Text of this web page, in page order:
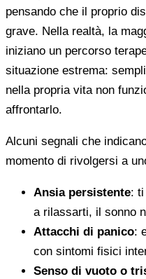
pensando che il proprio
grave. Nella realtà, la
iniziano un percorso
situazione estrema:
nella propria vita non
affrontarlo.
Alcuni segnali che
momento di rivolgersi a
Ansia persistente:
a rilassarti, il sonno
Attacchi di panico:
con sintomi fisici
Senso di vuoto o